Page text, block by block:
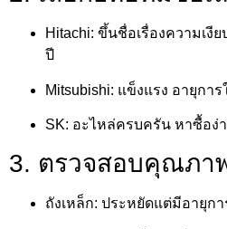
Hitachi: ขึ้นชื่อเรื่องความเงี
ปี
Mitsubishi: แข็งแรง อายุกา
SK: อะไหล่ครบครัน หาซื้อง่
3. ตรวจสอบคุณภา
ถังเหล็ก: ประหยัดแต่มีอายุก